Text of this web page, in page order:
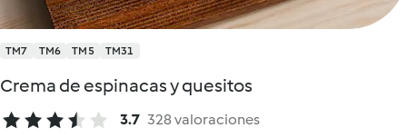
TM7 TM6 TM5 TM31
Crema de espinacas y quesitos
3.7 328 valoraciones